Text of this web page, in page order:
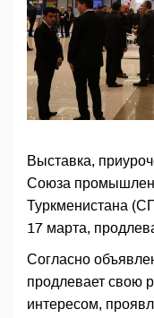
Выставка,
Союза
Туркменистана
17 марта,
Согласно
продлевает свою
интересом,